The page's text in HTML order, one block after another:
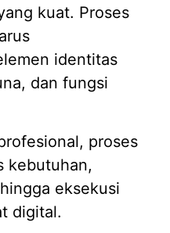
kuat. Proses
identitas
dan fungsi
proses
kebutuhan,
eksekusi
digital.